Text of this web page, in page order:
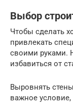
Выбор
Чтобы сделать
привлекать
своими руками.
избавиться от
Выровнять
важное